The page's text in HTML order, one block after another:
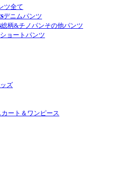
ツ全て
デニムパンツ
総柄&チノパンその他パンツ
ショートパンツ
ズ
カート＆ワンピース